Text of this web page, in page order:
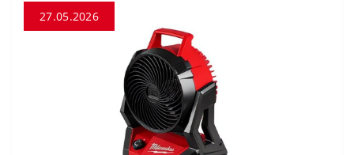
27.05.2026